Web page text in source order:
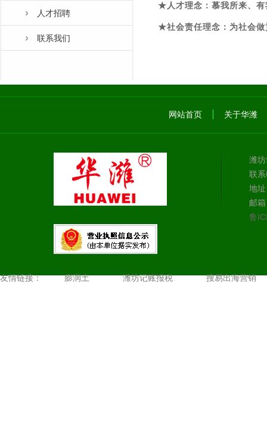
人才招聘
联系我们
★人才理念：慕我所来、有
★社会责任理念：为社会做
网站首页 关于华潍
潍
联
地
邮
鲁
友情链接： 膨润土 潍坊记账报税 搜易出海营销